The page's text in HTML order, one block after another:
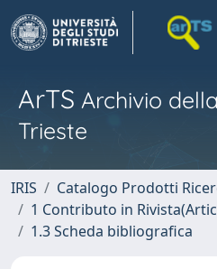
ArTS Archivio
Trieste
IRIS
Catalogo Prodotti
1 Contributo in
1.3 Scheda bibliografica